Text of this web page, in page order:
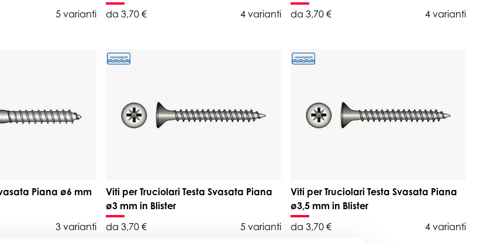
5 varianti
da 3,70 €
4 varianti
da 3,70 €
4 varianti
Piana ø6 mm
3 varianti
Viti per Truciolari Testa Svasata Piana
ø3 mm in Blister
da 3,70 €
5 varianti
Viti per Truciolari Testa Svasata Piana
ø3,5 mm in Blister
da 3,70 €
4 varianti